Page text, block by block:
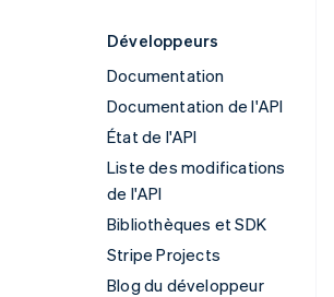
Développeurs
Documentation
Documentation de l'API
État de l'API
Liste des modifications
de l'API
Bibliothèques et SDK
Stripe Projects
Blog du développeur